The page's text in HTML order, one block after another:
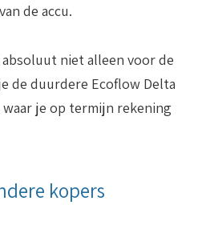
de accu.
niet alleen voor de
de duurdere Ecoflow Delta
je op termijn rekening
kopers